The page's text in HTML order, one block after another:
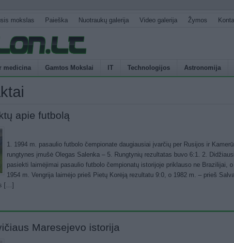
mokslas Paieška Nuotraukų galerija Video galerija Žymos
medicina Gamtos Mokslai IT Technologijos Astronomija
apie futbolą
1. 1994 m. pasaulio futbolo čempionate daugiausiai įvarčių per Rusijos ir
rungtynes įmušė Olegas Salenka – 5. Rungtynių rezultatas buvo 6:1. 2.
pasiekti laimėjimai pasaulio futbolo čempionatų istorijoje priklauso ne Brazilijai, o
1954 m. Vengrija laimėjo prieš Pietų Korėją rezultatu 9:0, o 1982 m. – prieš
[…]
Maresejevo istorija